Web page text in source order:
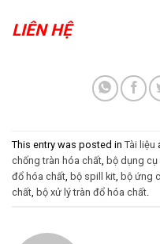
LIÊN HỆ
This entry was posted in Tài liệu
chống tràn hóa chất bộ dụng cụ
đổ hóa chất bộ spill kit bộ ứng
chất bộ xử lý tràn đổ hóa chất